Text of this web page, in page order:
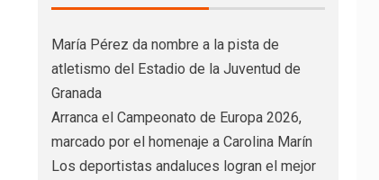
María Pérez da nombre a la pista de
atletismo del Estadio de la Juventud de
Granada
Arranca el Campeonato de Europa 2026,
marcado por el homenaje a Carolina Marín
Los deportistas andaluces logran el mejor